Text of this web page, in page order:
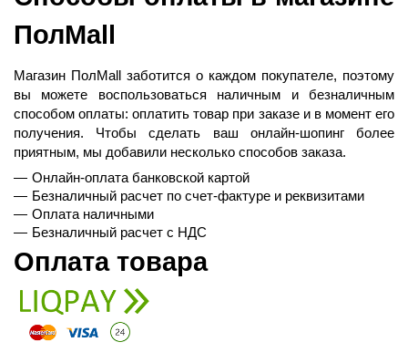
ПолMall
Магазин ПолMall
заботится о каждом покупателе, поэтому
вы можете воспользоваться наличным и безналичным
способом оплаты: оплатить товар при заказе и в момент его
получения. Чтобы сделать ваш онлайн-шопинг более
приятным, мы добавили несколько способов заказа.
Онлайн-оплата банковской картой
Безналичный расчет по счет-фактуре и реквизитами
Оплата наличными
Безналичный расчет с НДС
Оплата товара